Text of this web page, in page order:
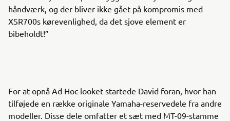
håndværk, og der bliver ikke gået på kompromis med
XSR700s kørevenlighed, da det sjove element er
bibeholdt!”
For at opnå Ad Hoc-looket startede David foran, hvor han
tilføjede en række originale Yamaha-reservedele fra andre
modeller. Disse dele omfatter et sæt med MT-09-stamme